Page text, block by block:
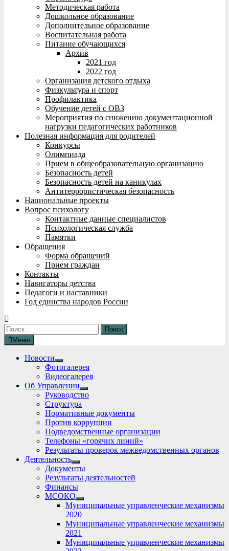
Методическая работа
Дошкольное образование
Дополнительное образование
Воспитательная работа
Питание обучающихся
Архив
2021 год
2022 год
Организация детского отдыха
Физкультура и спорт
Профилактика
Обучение детей с ОВЗ
Мероприятия по снижению документационной
нагрузки педагогических работников
Полезная информация для родителей
Конкурсы
Олимпиада
Прием в общеобразовательную организацию
Безопасность детей
Безопасность детей на каникулах
Антитеррористическая безопасность
Национальные проекты
Вопрос психологу
Контактные данные специалистов
Психологическая служба
Памятки
Обращения
Форма обращений
Прием граждан
Контакты
Навигаторы детства
Педагоги и наставники
Год единства народов России
Найти:
Меню
Новости
Show
sub
menu
Фотогалерея
Видеогалерея
Об Управлении
Show
sub
Руководство
Структура
Нормативные документы
Против коррупции
Подведомственные организации
Телефоны «горячих линий»
Результаты проверок межведомственных органов
Деятельность
Show
sub
menu
Документы
Результаты деятельностей
Финансы
МСОКО
Show
sub
menu
Муниципальные управленческие механизмы
2020
Муниципальные управленческие механизмы
2021
Муниципальные управленческие механизмы